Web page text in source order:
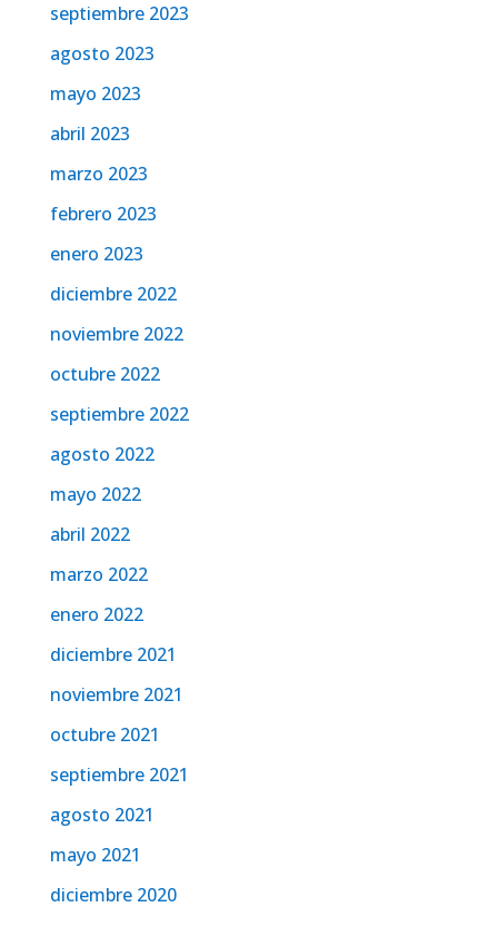
septiembre 2023
agosto 2023
mayo 2023
abril 2023
marzo 2023
febrero 2023
enero 2023
diciembre 2022
noviembre 2022
octubre 2022
septiembre 2022
agosto 2022
mayo 2022
abril 2022
marzo 2022
enero 2022
diciembre 2021
noviembre 2021
octubre 2021
septiembre 2021
agosto 2021
mayo 2021
diciembre 2020